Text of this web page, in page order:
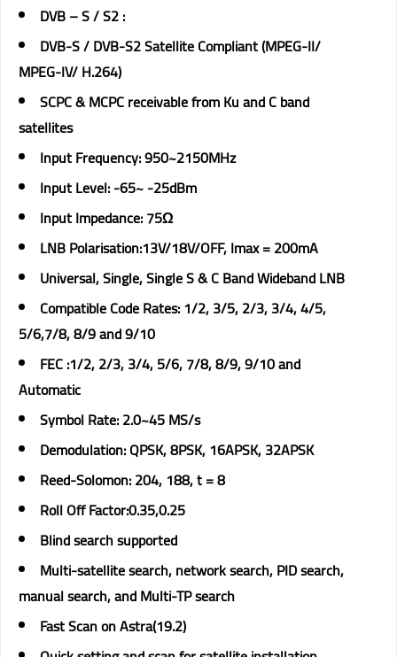
DVB – S / S2 :
DVB-S / DVB-S2 Satellite Compliant (MPEG-II/
MPEG-IV/ H.264)
SCPC & MCPC receivable from Ku and C band
satellites
Input Frequency: 950~2150MHz
Input Level: -65~ -25dBm
Input Impedance: 75Ω
LNB Polarisation:13V/18V/OFF, Imax = 200mA
Universal, Single, Single S & C Band Wideband LNB
Compatible Code Rates: 1/2, 3/5, 2/3, 3/4, 4/5,
5/6,7/8, 8/9 and 9/10
FEC :1/2, 2/3, 3/4, 5/6, 7/8, 8/9, 9/10 and
Automatic
Symbol Rate: 2.0~45 MS/s
Demodulation: QPSK, 8PSK, 16APSK, 32APSK
Reed-Solomon: 204, 188, t = 8
Roll Off Factor:0.35,0.25
Blind search supported
Multi-satellite search, network search, PID search,
manual search, and Multi-TP search
Fast Scan on Astra(19.2)